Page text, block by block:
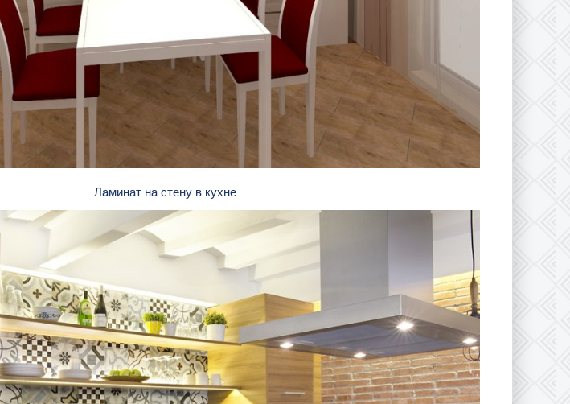
Ламинат на стену в кухне